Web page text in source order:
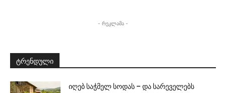
- რეკლამა -
ტრენდული
იღებ საჭმელ სოდას – და სარეველებს